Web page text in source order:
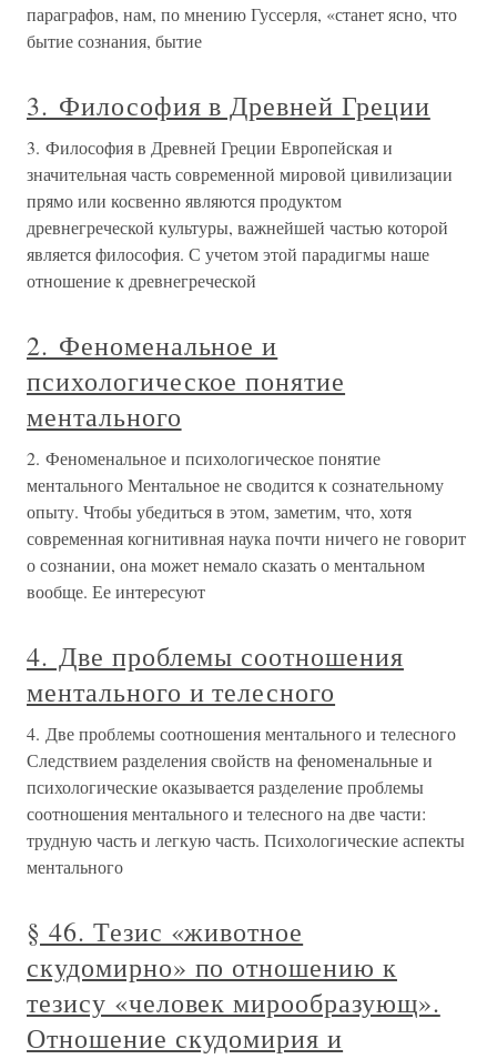
параграфов, нам, по мнению Гуссерля, «станет ясно, что
бытие сознания, бытие
3. Философия в Древней Греции
3. Философия в Древней Греции Европейская и
значительная часть современной мировой цивилизации
прямо или косвенно являются продуктом
древнегреческой культуры, важнейшей частью которой
является философия. С учетом этой парадигмы наше
отношение к древнегреческой
2. Феноменальное и
психологическое понятие
ментального
2. Феноменальное и психологическое понятие
ментального Ментальное не сводится к сознательному
опыту. Чтобы убедиться в этом, заметим, что, хотя
современная когнитивная наука почти ничего не говорит
о сознании, она может немало сказать о ментальном
вообще. Ее интересуют
4. Две проблемы соотношения
ментального и телесного
4. Две проблемы соотношения ментального и телесного
Следствием разделения свойств на феноменальные и
психологические оказывается разделение проблемы
соотношения ментального и телесного на две части:
трудную часть и легкую часть. Психологические аспекты
ментального
§ 46. Тезис «животное
скудомирно» по отношению к
тезису «человек мирообразующ».
Отношение скудомирия и